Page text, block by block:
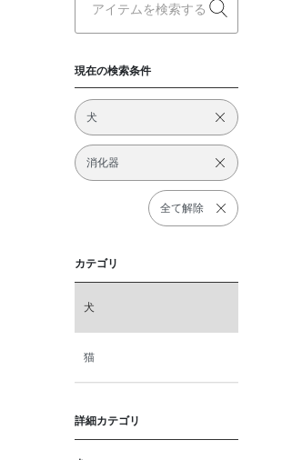
現在の検索条件
犬
消化器
全て解除
カテゴリ
犬
猫
詳細カテゴリ